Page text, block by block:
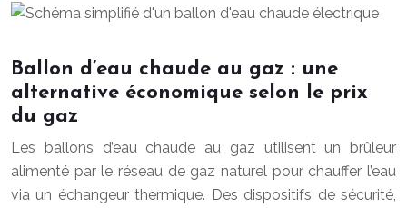
Ballon d’eau chaude au gaz : une
alternative économique selon le prix
du gaz
Les ballons d’eau chaude au gaz utilisent un brûleur
alimenté par le réseau de gaz naturel pour chauffer l’eau
via un échangeur thermique. Des dispositifs de sécurité,